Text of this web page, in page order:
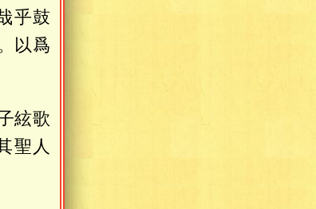
乎鼓
以爲
絃歌
聖人